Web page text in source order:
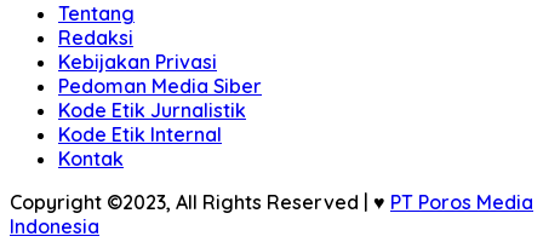
Tentang
Redaksi
Kebijakan Privasi
Pedoman Media Siber
Kode Etik Jurnalistik
Kode Etik Internal
Kontak
Copyright ©2023, All Rights Reserved | ♥ PT Poros Media
Indonesia